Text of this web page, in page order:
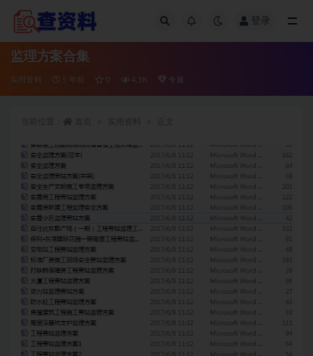
登录
监理方案合集
实用资料 5 年前 0 4.3K 专属